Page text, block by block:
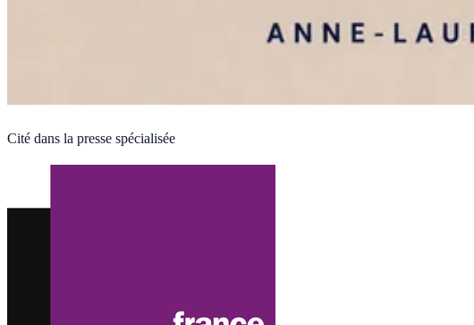
Cité dans la presse spécialisée